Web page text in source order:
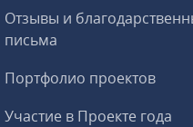
Отзывы и
письма
Портфолио проектов
Участие в Проекте года